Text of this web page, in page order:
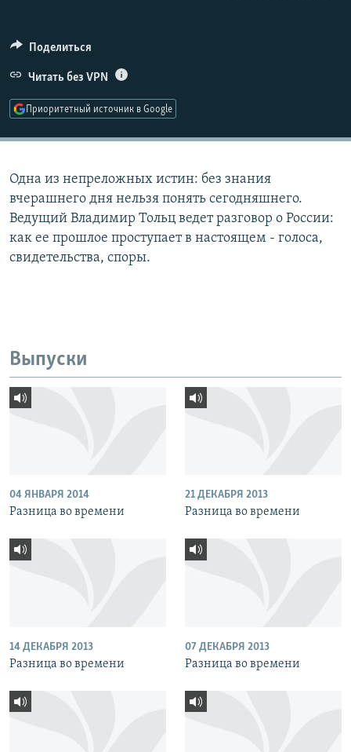
ПОДПИШИТЕСЬ НА РАССЫЛКУ
СОЦИАЛЬНЫЕ СЕТИ
Все сайты РСЕ/РС
Поделиться
Читать без VPN
Приоритетный источник в Google
Одна из непреложных истин: без знания
вчерашнего дня нельзя понять сегодняшнего.
Ведущий Владимир Тольц ведет разговор о России:
как ее прошлое проступает в настоящем - голоса,
свидетельства, споры.
Выпуски
04 ЯНВАРЯ 2014
Разница во времени
21 ДЕКАБРЯ 2013
Разница во времени
14 ДЕКАБРЯ 2013
Разница во времени
07 ДЕКАБРЯ 2013
Разница во времени